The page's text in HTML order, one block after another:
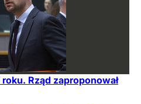
Rząd zaproponował